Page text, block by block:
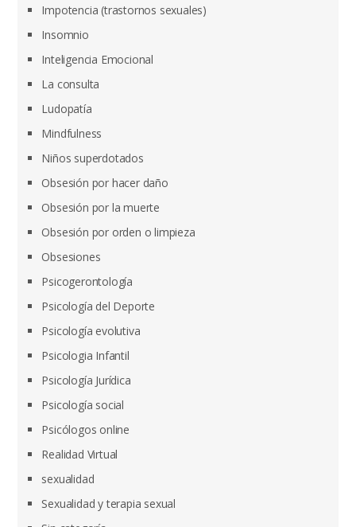
Impotencia (trastornos sexuales)
Insomnio
Inteligencia Emocional
La consulta
Ludopatía
Mindfulness
Niños superdotados
Obsesión por hacer daño
Obsesión por la muerte
Obsesión por orden o limpieza
Obsesiones
Psicogerontología
Psicología del Deporte
Psicología evolutiva
Psicologia Infantil
Psicología Jurídica
Psicología social
Psicólogos online
Realidad Virtual
sexualidad
Sexualidad y terapia sexual